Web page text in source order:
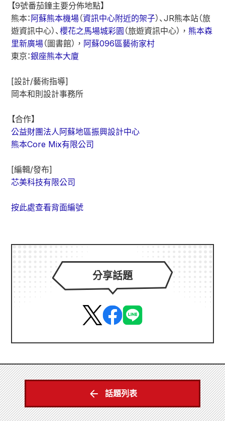
【9號番茄鐘主要分佈地點】
熊本： 阿蘇熊本機場（資訊中心附近的架子）、JR熊本站（旅
遊資訊中心）、 櫻花之馬場城彩園 （旅遊資訊中心）， 熊本森
里新廣場（圖書館）， 阿蘇096區藝術家村
東京：銀座熊本大廈
[設計/藝術指導]
岡本和則設計事務所
【合作】
公益財團法人阿蘇地區振興設計中心
熊本Core Mix有限公司
[編輯/發布]
芯美科技有限公司
按此處查看背面編號
分享話題
話題列表